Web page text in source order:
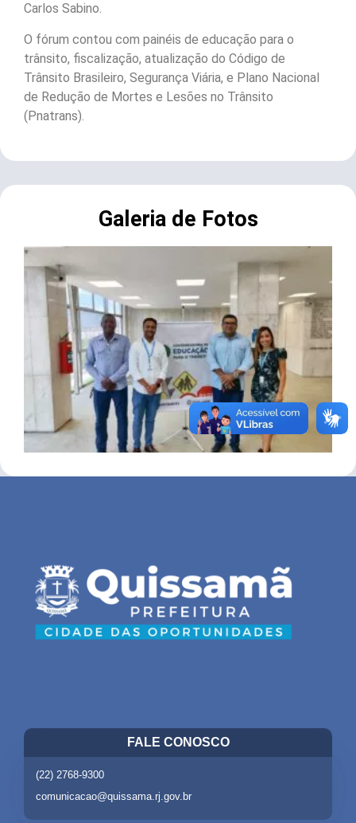
Carlos Sabino.
O fórum contou com painéis de educação para o
trânsito, fiscalização, atualização do Código de
Trânsito Brasileiro, Segurança Viária, e Plano Nacional
de Redução de Mortes e Lesões no Trânsito
(Pnatrans).
Galeria de Fotos
FALE CONOSCO
(22) 2768-9300
comunicacao@quissama.rj.gov.br